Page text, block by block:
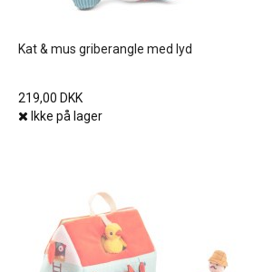
Kat & mus griberangle med lyd
219,00 DKK
Ikke på lager